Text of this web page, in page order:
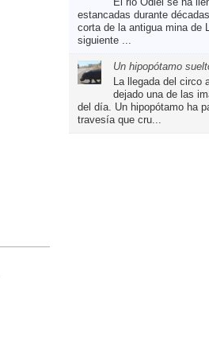
estancadas durante
corta de la antigua mina de
siguiente ...
Un hipopótamo
La llegada del circo
dejado una de las
del día. Un hipopótamo ha
travesía que cru...